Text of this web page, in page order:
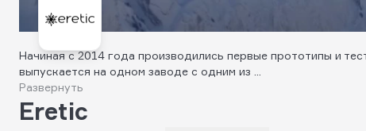
Начиная с 2014 года производились первые прототипы и
выпускается на одном заводе с одним из ...
Развернуть
Eretic